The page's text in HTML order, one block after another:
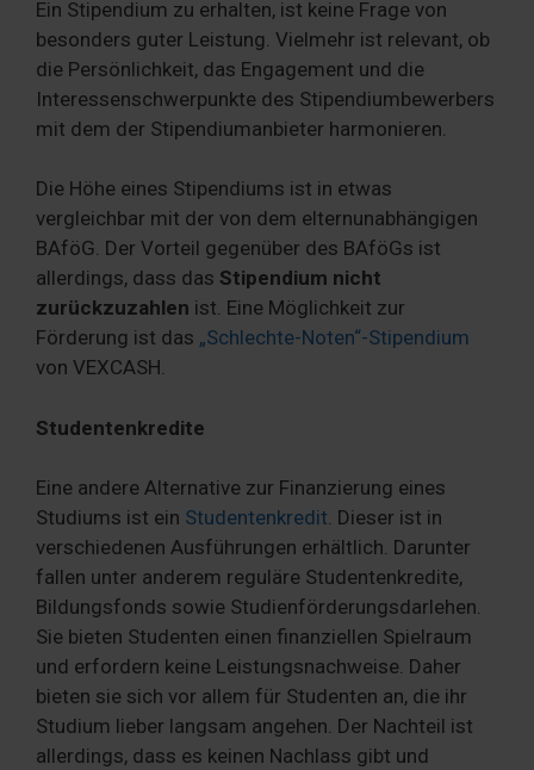
Ein Stipendium zu erhalten, ist keine Frage von
besonders guter Leistung. Vielmehr ist relevant, ob
die Persönlichkeit, das Engagement und die
Interessenschwerpunkte des Stipendiumbewerbers
mit dem der Stipendiumanbieter harmonieren.
Die Höhe eines Stipendiums ist in etwas
vergleichbar mit der von dem elternunabhängigen
BAföG. Der Vorteil gegenüber des BAföGs ist
allerdings, dass das Stipendium nicht
zurückzuzahlen ist. Eine Möglichkeit zur
Förderung ist das „Schlechte-Noten“-Stipendium
von VEXCASH.
Studentenkredite
Eine andere Alternative zur Finanzierung eines
Studiums ist ein Studentenkredit. Dieser ist in
verschiedenen Ausführungen erhältlich. Darunter
fallen unter anderem reguläre Studentenkredite,
Bildungsfonds sowie Studienförderungsdarlehen.
Sie bieten Studenten einen finanziellen Spielraum
und erfordern keine Leistungsnachweise. Daher
bieten sie sich vor allem für Studenten an, die ihr
Studium lieber langsam angehen. Der Nachteil ist
allerdings, dass es keinen Nachlass gibt und